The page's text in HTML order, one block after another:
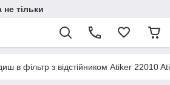
тільки
в фільтр з відстійником Atiker 22010